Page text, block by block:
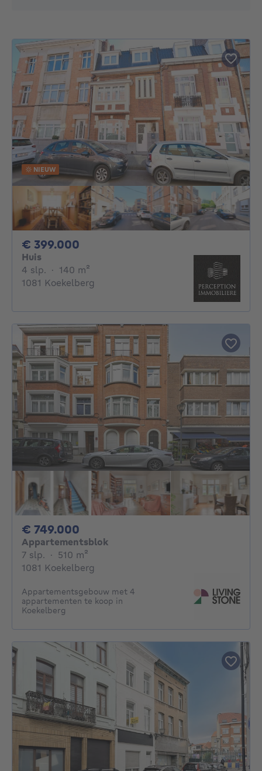
NIEUW
€ 399.000
Huis
4 slp. 4 slaapkamers
· 140 m²
1081 Koekelberg
€ 749.000
Appartementsblok
7 slp. 7 slaapkamers
· 510 m²
1081 Koekelberg
Appartementsgebouw met 4
appartementen te koop in
Koekelberg